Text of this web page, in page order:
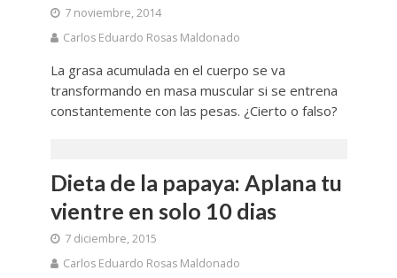
7 noviembre, 2014
Carlos Eduardo Rosas Maldonado
La grasa acumulada en el cuerpo se va
transformando en masa muscular si se entrena
constantemente con las pesas. ¿Cierto o falso?
Dieta de la papaya: Aplana tu
vientre en solo 10 dias
7 diciembre, 2015
Carlos Eduardo Rosas Maldonado